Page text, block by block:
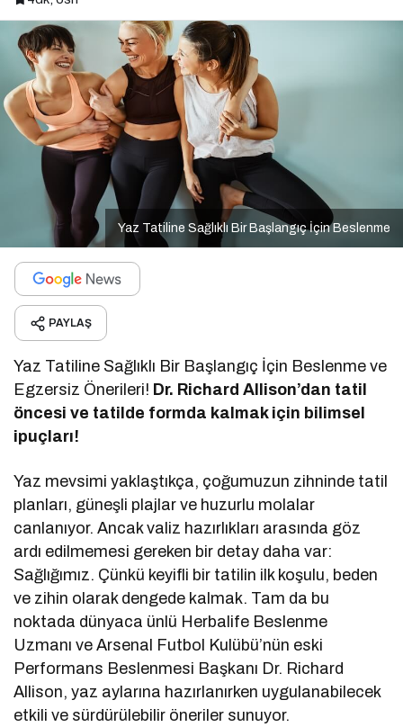
Yaz Tatiline Sağlıklı Bir Başlangıç İçin Beslenme
PAYLAŞ
Yaz Tatiline Sağlıklı Bir Başlangıç İçin Beslenme ve
Egzersiz Önerileri! Dr. Richard Allison’dan tatil
öncesi ve tatilde formda kalmak için bilimsel
ipuçları!
Yaz mevsimi yaklaştıkça, çoğumuzun zihninde tatil
planları, güneşli plajlar ve huzurlu molalar
canlanıyor. Ancak valiz hazırlıkları arasında göz
ardı edilmemesi gereken bir detay daha var:
Sağlığımız. Çünkü keyifli bir tatilin ilk koşulu, beden
ve zihin olarak dengede kalmak. Tam da bu
noktada dünyaca ünlü Herbalife Beslenme
Uzmanı ve Arsenal Futbol Kulübü’nün eski
Performans Beslenmesi Başkanı Dr. Richard
Allison, yaz aylarına hazırlanırken uygulanabilecek
etkili ve sürdürülebilir öneriler sunuyor.